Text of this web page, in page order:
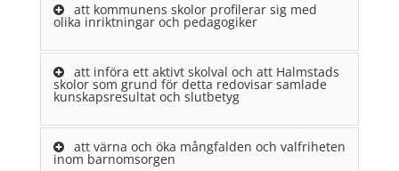
att kommunens skolor profilerar sig med
olika inriktningar och pedagogiker
att införa ett aktivt skolval och att Halmstads
skolor som grund för detta redovisar samlade
kunskapsresultat och slutbetyg
att värna och öka mångfalden och valfriheten
inom barnomsorgen